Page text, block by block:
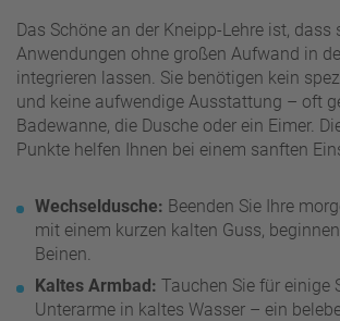
Das Schöne an der Kneipp-Lehre ist, dass
Anwendungen ohne großen Aufwand in
integrieren lassen. Sie benötigen kein
und keine aufwendige Ausstattung – oft
Badewanne, die Dusche oder ein Eimer.
Punkte helfen Ihnen bei einem sanften
Wechseldusche: Beenden Sie Ihre
mit einem kurzen kalten Guss,
Beinen.
Kaltes Armbad: Tauchen Sie für einige
Unterarme in kaltes Wasser – ein